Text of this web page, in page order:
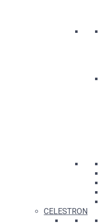
CELESTRON